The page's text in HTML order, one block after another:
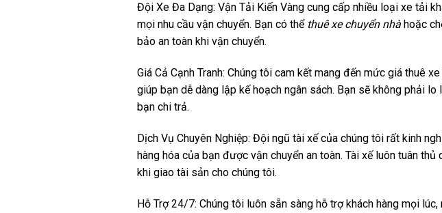
Đội Xe Đa Dạng: Vận Tải Kiến Vàng cung cấp nhiều loại xe tải
mọi nhu cầu vận chuyển. Bạn có thể thuê xe chuyển nhàhoặc
bảo an toàn khi vận chuyển.
Giá Cả Cạnh Tranh: Chúng tôi cam kết mang đến mức giá thuê
giúp bạn dễ dàng lập kế hoạch ngân sách. Bạn sẽ không phải
bạn chi trả.
Dịch Vụ Chuyên Nghiệp: Đội ngũ tài xế của chúng tôi rất kinh
hàng hóa của bạn được vận chuyển an toàn. Tài xế luôn tuân
khi giao tài sản cho chúng tôi.
Hỗ Trợ 24/7: Chúng tôi luôn sẵn sàng hỗ trợ khách hàng mọi